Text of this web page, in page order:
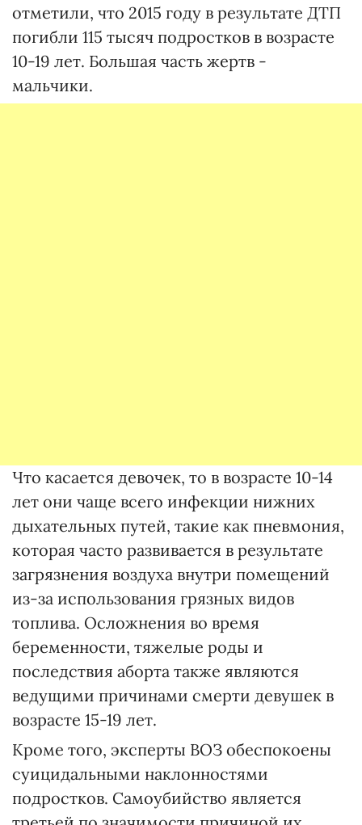
отметили, что 2015 году в результате ДТП
погибли 115 тысяч подростков в возрасте
10-19 лет. Большая часть жертв -
мальчики.
Что касается девочек, то в возрасте 10-14
лет они чаще всего инфекции нижних
дыхательных путей, такие как пневмония,
которая часто развивается в результате
загрязнения воздуха внутри помещений
из-за использования грязных видов
топлива. Осложнения во время
беременности, тяжелые роды и
последствия аборта также являются
ведущими причинами смерти девушек в
возрасте 15-19 лет.
Кроме того, эксперты ВОЗ обеспокоены
суицидальными наклонностями
подростков. Самоубийство является